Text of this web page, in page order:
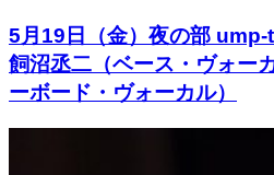
5月19日（金）夜の部 ump-
飼沼丞二（ベース・ヴォー
ーボード・ヴォーカル）